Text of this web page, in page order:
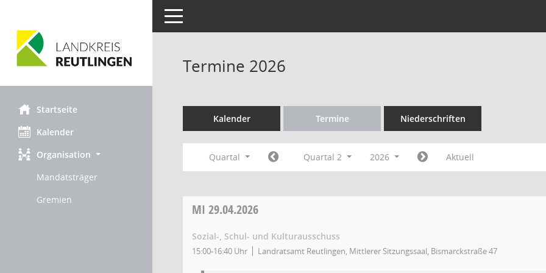
Startseite
Kalender
Organisation
Mandatsträger
Gremien
Toggle navigation
Termine 2026
Kalender Termine Niederschriften
Quartal Quartal 2 2026 Aktuell
MI 29.04.2026
Sozial-, Schul- und Kulturausschuss
15:00-16:40 Uhr Landratsamt Reutlingen, Mittlerer Sitzungssaal, Bismarckstraße 47